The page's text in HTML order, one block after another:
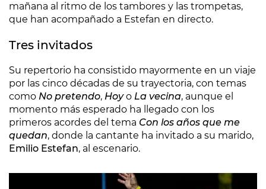
mañana al ritmo de los tambores y las trompetas,
que han acompañado a Estefan en directo.
Tres invitados
Su repertorio ha consistido mayormente en un viaje
por las cinco décadas de su trayectoria, con temas
como No pretendo, Hoyo La vecina, aunque el
momento más esperado ha llegado con los
primeros acordes del tema Con los años que me
quedan, donde la cantante ha invitado a su marido,
Emilio Estefan, al escenario.